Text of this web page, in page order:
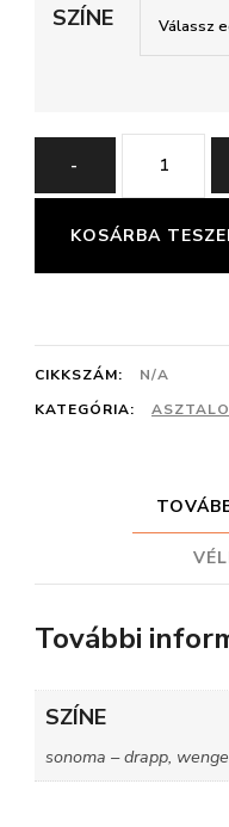
SZÍNE
-
BERTA
SZÉK
KOSÁRBA
CIKKSZÁM:
N/A
KATEGÓRIA:
További
SZÍNE
sonoma – drapp,